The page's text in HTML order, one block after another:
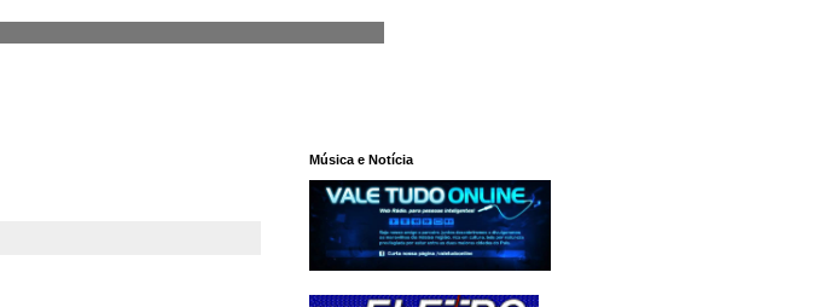
Música e Notícia